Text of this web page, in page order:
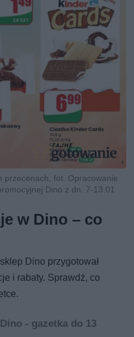
przecenach, fot. Opracowanie
Dino z dn. 7-13.01
w Dino – co
Dino przygotował
i rabaty. Sprawdź, co
- gazetka do 13